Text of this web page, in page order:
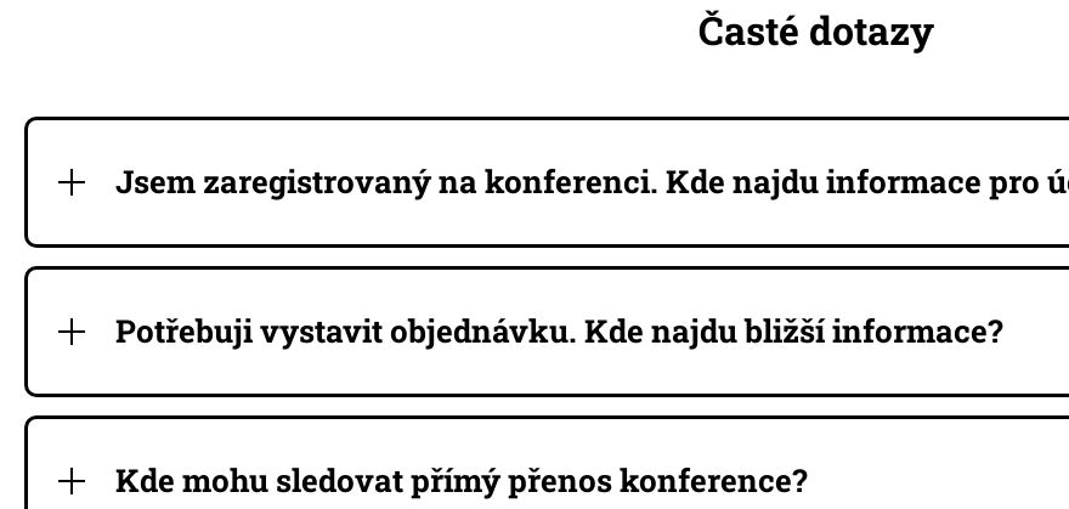
Časté dotazy
Jsem zaregistrovaný na konferenci. Kde najdu informace pro
Potřebuji vystavit objednávku. Kde najdu bližší informace?
Kde mohu sledovat přímý přenos konference?